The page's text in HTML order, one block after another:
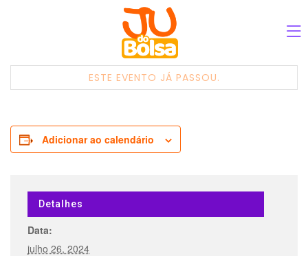
ESTE EVENTO JÁ PASSOU.
Adicionar ao calendário
Detalhes
Data:
julho 26, 2024